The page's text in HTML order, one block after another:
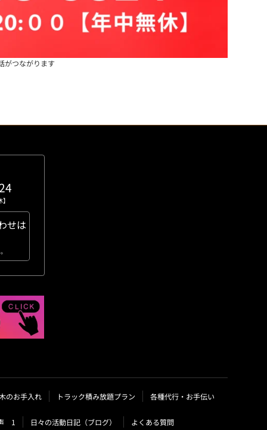
がつながります
せは
のお手入れ トラック積み放題プラン 各種代行・お手伝い
1 日々の活動日記（ブログ） よくある質問